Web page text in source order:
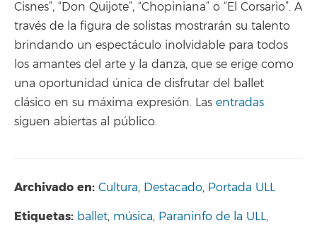
Cisnes”, “Don Quijote”, “Chopiniana” o “El Corsario”. A
través de la figura de solistas mostrarán su talento
brindando un espectáculo inolvidable para todos
los amantes del arte y la danza, que se erige como
una oportunidad única de disfrutar del ballet
clásico en su máxima expresión. Las entradas
siguen abiertas al público.
Archivado en: Cultura, Destacado, Portada ULL
Etiquetas: ballet, música, Paraninfo de la ULL,